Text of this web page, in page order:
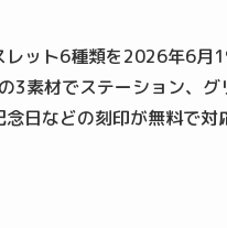
レット6種類を2026年6月
3素材でステーション、
日などの刻印が無料で対